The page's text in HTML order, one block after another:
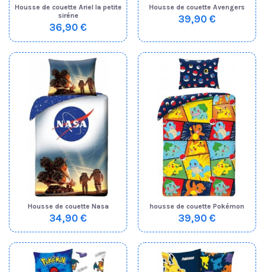
Housse de couette Ariel la petite
siréne
36,90 €
Housse de couette Avengers
39,90 €
Housse de couette Nasa
34,90 €
housse de couette Pokémon
39,90 €